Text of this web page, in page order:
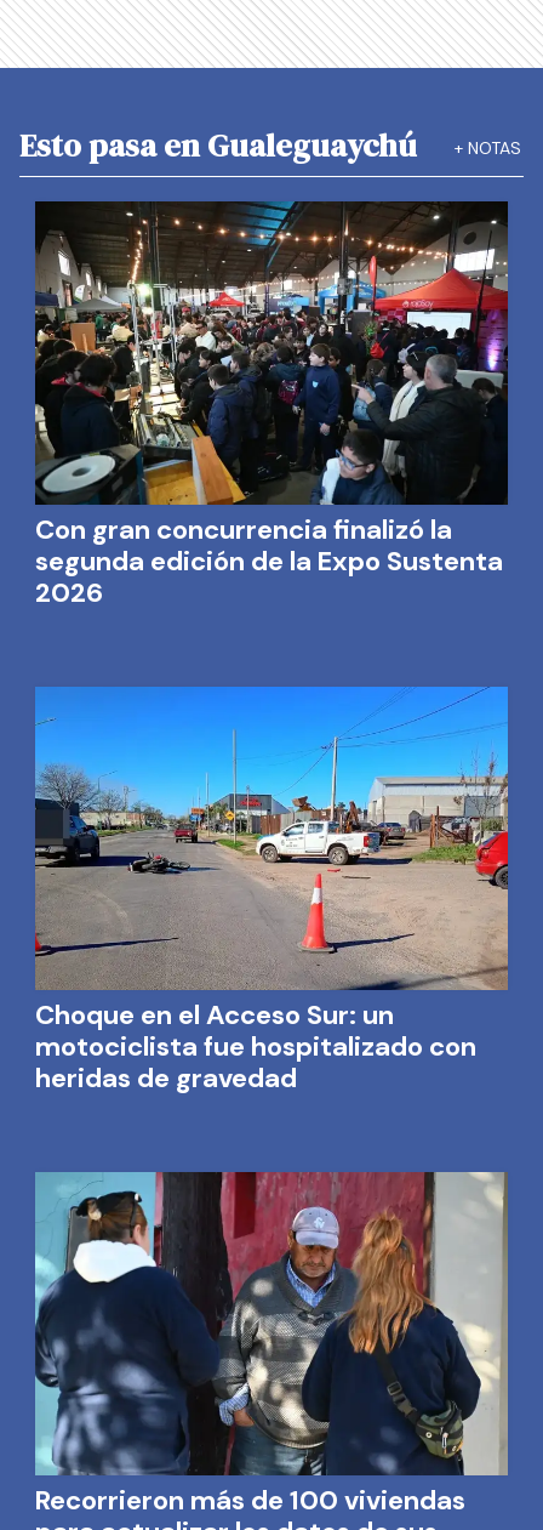
Esto pasa en Gualeguaychú + NOTAS
Con gran concurrencia finalizó la
segunda edición de la Expo Sustenta
2026
Choque en el Acceso Sur: un
motociclista fue hospitalizado con
heridas de gravedad
Recorrieron más de 100 viviendas